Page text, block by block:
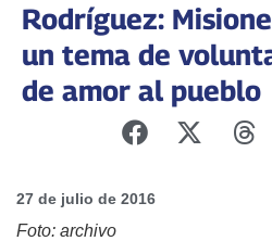
Rodríguez:
un tema de
de amor al pueblo
27 de julio de 2016
Foto: archivo